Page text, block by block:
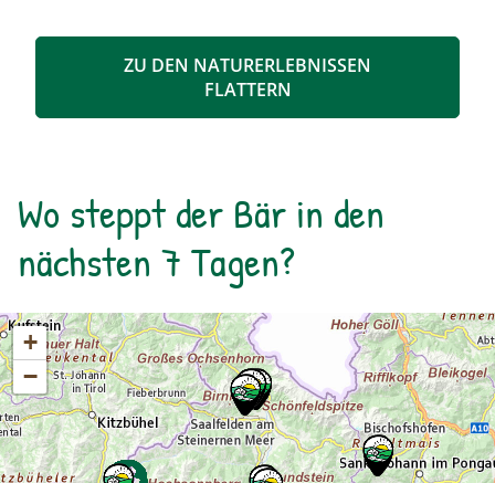
mit Blick über den Talschluss mit seinen
ZU DEN NATURERLEBNISSEN
FLATTERN
Wo steppt der Bär in den
nächsten 7 Tagen?
+
−